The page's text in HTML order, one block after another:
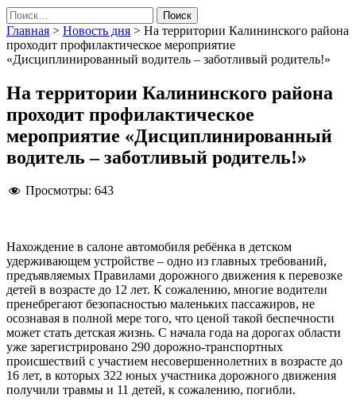
Найти:
Главная > Новость дня > На территории Калининского района
проходит профилактическое мероприятие
«Дисциплинированный водитель – заботливый родитель!»
На территории Калининского района
проходит профилактическое
мероприятие «Дисциплинированный
водитель – заботливый родитель!»
Просмотры: 643
Нахождение в салоне автомобиля ребёнка в детском
удерживающем устройстве – одно из главных требований,
предъявляемых Правилами дорожного движения к перевозке
детей в возрасте до 12 лет. К сожалению, многие водители
пренебрегают безопасностью маленьких пассажиров, не
осознавая в полной мере того, что ценой такой беспечности
может стать детская жизнь. С начала года на дорогах области
уже зарегистрировано 290 дорожно-транспортных
происшествий с участием несовершеннолетних в возрасте до
16 лет, в которых 322 юных участника дорожного движения
получили травмы и 11 детей, к сожалению, погибли.